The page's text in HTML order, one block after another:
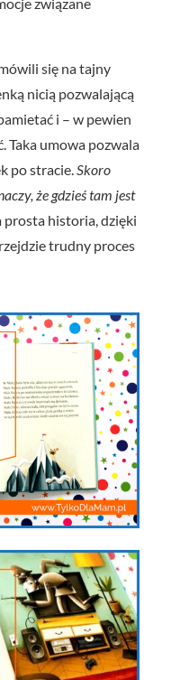
się na tajny
nicią pozwalającą
i – w pewien
Taka umowa pozwala
po stracie. Skoro
że gdzieś tam jest
prosta historia, dzięki
trudny proces